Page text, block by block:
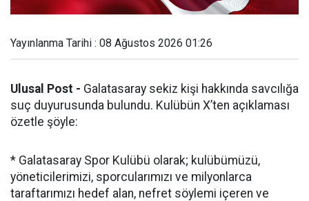
Yayınlanma Tarihi : 08 Ağustos 2026 01:26
Ulusal Post - Galatasaray sekiz kişi hakkında savcılığa
suç duyurusunda bulundu. Kulübün X’ten açıklaması
özetle şöyle:
* Galatasaray Spor Kulübü olarak; kulübümüzü,
yöneticilerimizi, sporcularımızı ve milyonlarca
taraftarımızı hedef alan, nefret söylemi içeren ve